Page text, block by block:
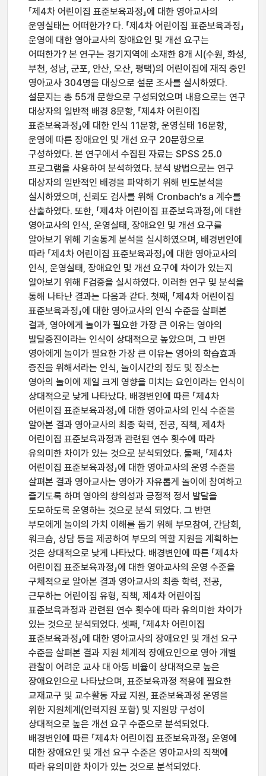
「제4차 어린이집 표준보육과정」에 대한 영아교사의
운영실태는 어떠한가? 다. 「제4차 어린이집 표준보육과정」
운영에 대한 영아교사의 장애요인 및 개선 요구는
어떠한가? 본 연구는 경기지역에 소재한 8개 시(수원, 화성,
부천, 성남, 군포, 안산, 오산, 평택)의 어린이집에 재직 중인
영아교사 304명을 대상으로 설문 조사를 실시하였다.
설문지는 총 55개 문항으로 구성되었으며 내용으로는 연구
대상자의 일반적 배경 8문항, 「제4차 어린이집
표준보육과정」에 대한 인식 11문항, 운영실태 16문항,
운영에 따른 장애요인 및 개선 요구 20문항으로
구성하였다. 본 연구에서 수집된 자료는 SPSS 25.0
프로그램을 사용하여 분석하였다. 분석 방법으로는 연구
대상자의 일반적인 배경을 파악하기 위해 빈도분석을
실시하였으며, 신뢰도 검사를 위해 Cronbach’s a 계수를
산출하였다. 또한, 「제4차 어린이집 표준보육과정」에 대한
영아교사의 인식, 운영실태, 장애요인 및 개선 요구를
알아보기 위해 기술통계 분석을 실시하였으며, 배경변인에
따라 「제4차 어린이집 표준보육과정」에 대한 영아교사의
인식, 운영실태, 장애요인 및 개선 요구에 차이가 있는지
알아보기 위해 F검증을 실시하였다. 이러한 연구 및 분석을
통해 나타난 결과는 다음과 같다. 첫째, 「제4차 어린이집
표준보육과정」에 대한 영아교사의 인식 수준을 살펴본
결과, 영아에게 놀이가 필요한 가장 큰 이유는 영아의
발달증진이라는 인식이 상대적으로 높았으며, 그 반면
영아에게 놀이가 필요한 가장 큰 이유는 영아의 학습효과
증진을 위해서라는 인식, 놀이시간의 정도 및 장소는
영아의 놀이에 제일 크게 영향을 미치는 요인이라는 인식이
상대적으로 낮게 나타났다. 배경변인에 따른 「제4차
어린이집 표준보육과정」에 대한 영아교사의 인식 수준을
알아본 결과 영아교사의 최종 학력, 전공, 직책, 제4차
어린이집 표준보육과정과 관련된 연수 횟수에 따라
유의미한 차이가 있는 것으로 분석되었다. 둘째, 「제4차
어린이집 표준보육과정」에 대한 영아교사의 운영 수준을
살펴본 결과 영아교사는 영아가 자유롭게 놀이에 참여하고
즐기도록 하며 영아의 창의성과 긍정적 정서 발달을
도모하도록 운영하는 것으로 분석 되었다. 그 반면
부모에게 놀이의 가치 이해를 돕기 위해 부모참여, 간담회,
워크숍, 상담 등을 제공하여 부모의 역할 지원을 계획하는
것은 상대적으로 낮게 나타났다. 배경변인에 따른 「제4차
어린이집 표준보육과정」에 대한 영아교사의 운영 수준을
구체적으로 알아본 결과 영아교사의 최종 학력, 전공,
근무하는 어린이집 유형, 직책, 제4차 어린이집
표준보육과정과 관련된 연수 횟수에 따라 유의미한 차이가
있는 것으로 분석되었다. 셋째, 「제4차 어린이집
표준보육과정」에 대한 영아교사의 장애요인 및 개선 요구
수준을 살펴본 결과 지원 체계적 장애요인으로 영아 개별
관찰이 어려운 교사 대 아동 비율이 상대적으로 높은
장애요인으로 나타났으며, 표준보육과정 적용에 필요한
교재교구 및 교수활동 자료 지원, 표준보육과정 운영을
위한 지원체계(인력지원 포함) 및 지원망 구성이
상대적으로 높은 개선 요구 수준으로 분석되었다.
배경변인에 따른 「제4차 어린이집 표준보육과정」 운영에
대한 장애요인 및 개선 요구 수준은 영아교사의 직책에
따라 유의미한 차이가 있는 것으로 분석되었다.